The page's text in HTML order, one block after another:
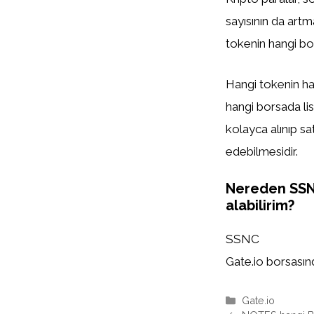
sayısının da
tokenin hangi
Hangi tokenin
hangi borsada
kolayca alınıp
edebilmesidir.
Nereden
alabilirim?
SSNC
Gate.io
Kategoriler
Gate.io